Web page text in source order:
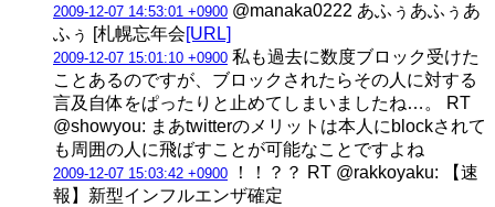
2009-12-07 14:53:01 +0900 @manaka0222 あふぅあふぅあ
ふぅ [札幌忘年会[URL]
2009-12-07 15:01:10 +0900 私も過去に数度ブロック受けた
ことあるのですが、ブロックされたらその人に対する
言及自体をぱったりと止めてしまいましたね…。 RT
@showyou: まあtwitterのメリットは本人にblockされて
も周囲の人に飛ばすことが可能なことですよね
2009-12-07 15:03:42 +0900 ！！？？ RT @rakkoyaku: 【速
報】新型インフルエンザ確定